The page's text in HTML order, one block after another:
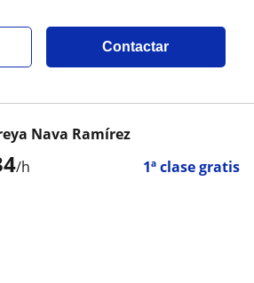
Contactar
/h 1ª clase gratis
Nava Ramírez